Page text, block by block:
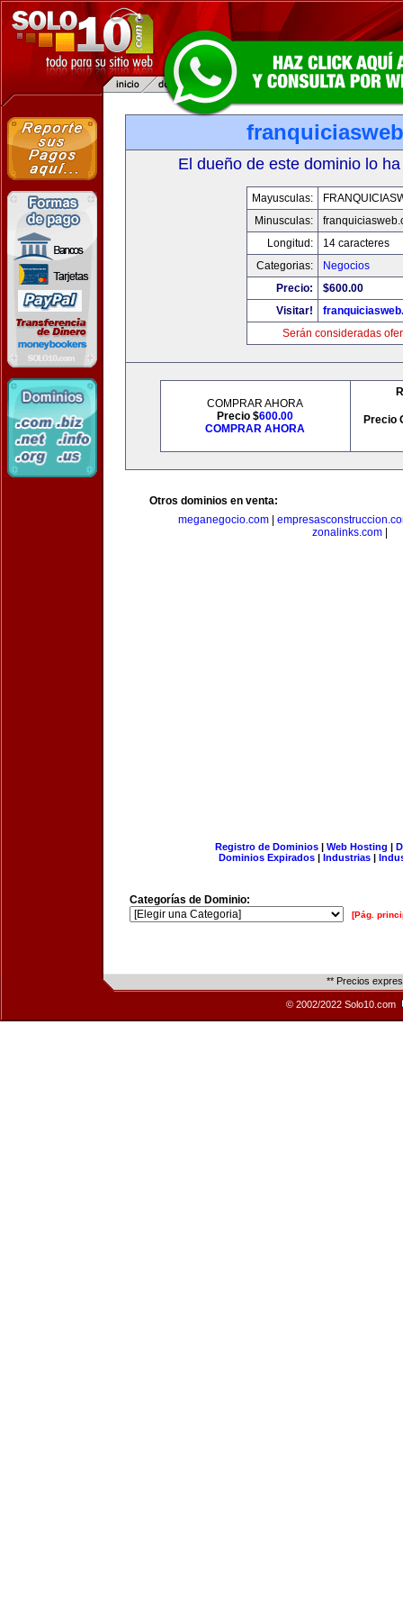
El dueño de este dominio lo
Mayusculas:
Minusculas:
Longitud:
14 caracteres
Categorias:
Negocios
Precio:
$600.00
Visitar!
Serán consideradas
COMPRAR AHORA
Precio $600.00
COMPRAR AHORA
Precio
Otros dominios en venta:
meganegocio.com|
zonalinks.com
Registro de Dominios| Web Hosting |
Dominios Expirados | Industrias |
Categorías de Dominio:
[Pág.
** Precios
© 2002/2022 Solo10.com